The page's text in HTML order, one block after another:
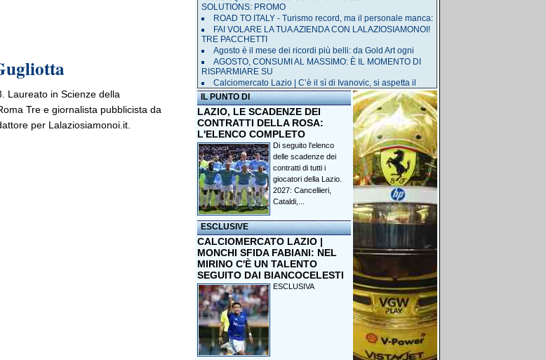
Laureato in Scienze della
Tre e giornalista pubblicista da
per Lalaziosiamonoi.it.
SOLUTIONS: PROMO
ROAD TO ITALY - Turismo record, ma il personale manca:
FAI VOLARE LA TUA AZIENDA CON LALAZIOSIAMONOI!
TRE PACCHETTI
Agosto è il mese dei ricordi più belli: da Gold Art ogni
AGOSTO, CONSUMI AL MASSIMO: È IL MOMENTO DI
RISPARMIARE SU
Calciomercato Lazio | C’è il sì di Ivanovic, si aspetta il
IL PUNTO DI
LAZIO, LE SCADENZE DEI
CONTRATTI DELLA ROSA:
L'ELENCO COMPLETO
Di seguito l'elenco
delle scadenze dei
contratti di tutti i
giocatori della Lazio.
2027: Cancellieri,
Cataldi,...
ESCLUSIVE
CALCIOMERCATO LAZIO |
MONCHI SFIDA FABIANI: NEL
MIRINO C'È UN TALENTO
SEGUITO DAI BIANCOCELESTI
ESCLUSIVA